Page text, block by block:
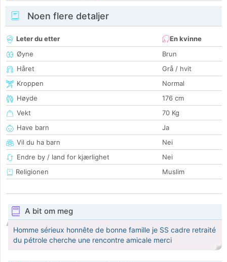
Noen flere detaljer
Leter du etter
En kvinne
Øyne
Brun
Håret
Grå / hvit
Kroppen
Normal
Høyde
176 cm
Vekt
70 Kg
Have barn
Ja
Vil du ha barn
Nei
Endre by / land for kjærlighet
Nei
Religionen
Muslim
A bit om meg
Homme sérieux honnête de bonne famille je SS cadre retraité
du pétrole cherche une rencontre amicale merci